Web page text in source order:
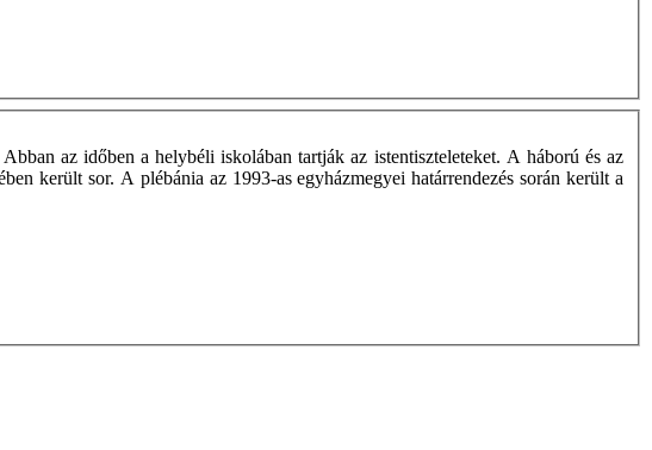
az időben a helybéli iskolában tartják az istentiszteleteket. A háború és az
került sor. A plébánia az 1993-as egyházmegyei határrendezés során került a